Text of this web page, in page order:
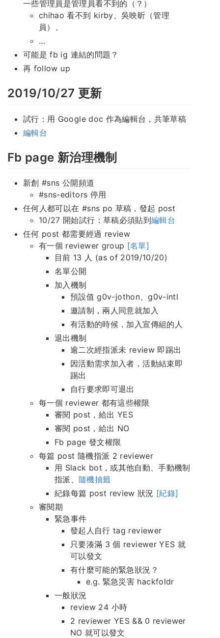
一些管理員是管理員看不到的（？）
chihao 看不到 kirby、吳映昕（管理
員）、
…
可能是 fb ig 連結的問題？
再 follow up
2019/10/27 更新
試行：用 Google doc 作為編輯台，共筆草稿
編輯台
Fb page 新治理機制
新創 #sns 公開頻道
#sns-editors 停用
任何人都可以在 #sns po 草稿，發起 post
10/27 開始試行：草稿必須貼到編輯台
任何 post 都需要經過 review
有一個 reviewer group [名單]
目前 13 人 (as of 2019/10/20)
名單公開
加入機制
預設值 g0v-jothon、g0v-intl
邀請制，兩人同意就加入
有活動的時候，加入宣傳組的人
退出機制
逾二次經指派未 review 即踢出
因活動需求加入者，活動結束即
踢出
自行要求即可退出
每一個 reviewer 都有這些權限
審閱 post，給出 YES
審閱 post，給出 NO
Fb page 發文權限
每篇 post 隨機指派 2 reviewer
用 Slack bot，或其他自動、手動機制
指派、隨機抽籤
紀錄每篇 post review 狀況 [紀錄]
審閱期
緊急事件
發起人自行 tag reviewer
只要湊滿 3 個 reviewer YES 就
可以發文
有什麼可能的緊急狀況？
e.g. 緊急災害 hackfoldr
一般狀況
review 24 小時
2 reviewer YES && 0 reviewer
NO 就可以發文